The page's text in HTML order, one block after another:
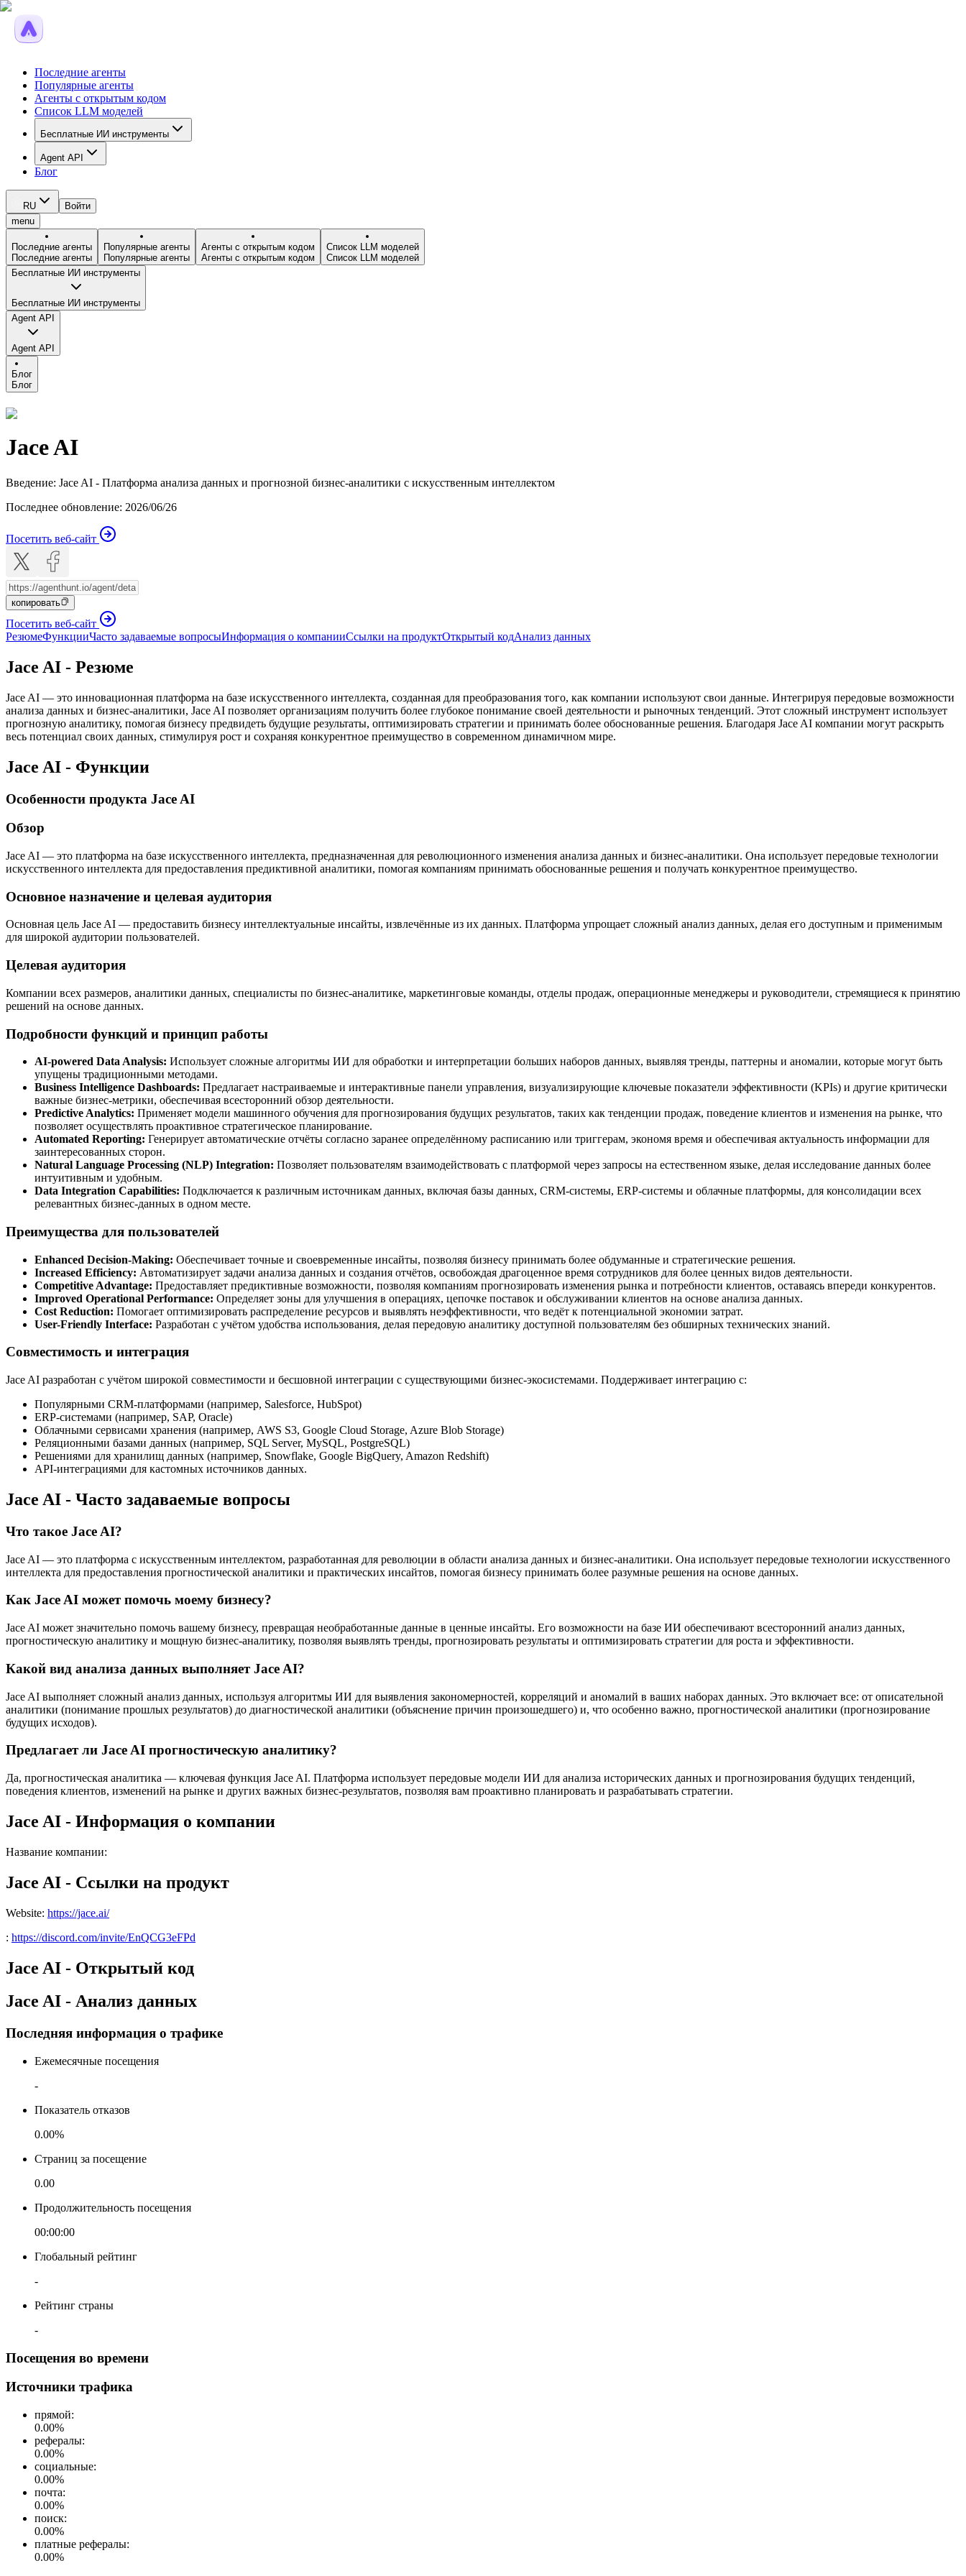
Последние агенты
Популярные агенты
Агенты с открытым кодом
Список LLM моделей
Бесплатные ИИ инструменты
Agent API
Блог
RU
Войти
menu
Последние агенты
Последние агенты
Популярные агенты
Популярные агенты
Агенты с открытым кодом
Агенты с открытым кодом
Список LLM моделей
Список LLM моделей
Бесплатные ИИ инструменты
Бесплатные ИИ инструменты
Agent API
Agent API
Блог
Блог
Jace AI
Введение: Jace AI - Платформа анализа данных и прогнозной бизнес-аналитики с искусственным интеллектом
Последнее обновление: 2026/06/26
Посетить веб-сайт
копировать
Посетить веб-сайт
РезюмеФункцииЧасто задаваемые вопросыИнформация о компанииСсылки на продуктОткрытый кодАнализ данных
Jace AI - Резюме
Jace AI — это инновационная платформа на базе искусственного интеллекта, созданная для преобразования того, как компании используют свои данные. Интегрируя передовые возможности
анализа данных и бизнес-аналитики, Jace AI позволяет организациям получить более глубокое понимание своей деятельности и рыночных тенденций. Этот сложный инструмент использует
прогнозную аналитику, помогая бизнесу предвидеть будущие результаты, оптимизировать стратегии и принимать более обоснованные решения. Благодаря Jace AI компании могут раскрыть
весь потенциал своих данных, стимулируя рост и сохраняя конкурентное преимущество в современном динамичном мире.
Jace AI - Функции
Особенности продукта Jace AI
Обзор
Jace AI — это платформа на базе искусственного интеллекта, предназначенная для революционного изменения анализа данных и бизнес-аналитики. Она использует передовые технологии
искусственного интеллекта для предоставления предиктивной аналитики, помогая компаниям принимать обоснованные решения и получать конкурентное преимущество.
Основное назначение и целевая аудитория
Основная цель Jace AI — предоставить бизнесу интеллектуальные инсайты, извлечённые из их данных. Платформа упрощает сложный анализ данных, делая его доступным и применимым
для широкой аудитории пользователей.
Целевая аудитория
Компании всех размеров, аналитики данных, специалисты по бизнес-аналитике, маркетинговые команды, отделы продаж, операционные менеджеры и руководители, стремящиеся к принятию
решений на основе данных.
Подробности функций и принцип работы
AI-powered Data Analysis: Использует сложные алгоритмы ИИ для обработки и интерпретации больших наборов данных, выявляя тренды, паттерны и аномалии, которые могут быть
упущены традиционными методами.
Business Intelligence Dashboards: Предлагает настраиваемые и интерактивные панели управления, визуализирующие ключевые показатели эффективности (KPIs) и другие критически
важные бизнес-метрики, обеспечивая всесторонний обзор деятельности.
Predictive Analytics: Применяет модели машинного обучения для прогнозирования будущих результатов, таких как тенденции продаж, поведение клиентов и изменения на рынке, что
позволяет осуществлять проактивное стратегическое планирование.
Automated Reporting: Генерирует автоматические отчёты согласно заранее определённому расписанию или триггерам, экономя время и обеспечивая актуальность информации для
заинтересованных сторон.
Natural Language Processing (NLP) Integration: Позволяет пользователям взаимодействовать с платформой через запросы на естественном языке, делая исследование данных более
интуитивным и удобным.
Data Integration Capabilities: Подключается к различным источникам данных, включая базы данных, CRM-системы, ERP-системы и облачные платформы, для консолидации всех
релевантных бизнес-данных в одном месте.
Преимущества для пользователей
Enhanced Decision-Making: Обеспечивает точные и своевременные инсайты, позволяя бизнесу принимать более обдуманные и стратегические решения.
Increased Efficiency: Автоматизирует задачи анализа данных и создания отчётов, освобождая драгоценное время сотрудников для более ценных видов деятельности.
Competitive Advantage: Предоставляет предиктивные возможности, позволяя компаниям прогнозировать изменения рынка и потребности клиентов, оставаясь впереди конкурентов.
Improved Operational Performance: Определяет зоны для улучшения в операциях, цепочке поставок и обслуживании клиентов на основе анализа данных.
Cost Reduction: Помогает оптимизировать распределение ресурсов и выявлять неэффективности, что ведёт к потенциальной экономии затрат.
User-Friendly Interface: Разработан с учётом удобства использования, делая передовую аналитику доступной пользователям без обширных технических знаний.
Совместимость и интеграция
Jace AI разработан с учётом широкой совместимости и бесшовной интеграции с существующими бизнес-экосистемами. Поддерживает интеграцию с:
Популярными CRM-платформами (например, Salesforce, HubSpot)
ERP-системами (например, SAP, Oracle)
Облачными сервисами хранения (например, AWS S3, Google Cloud Storage, Azure Blob Storage)
Реляционными базами данных (например, SQL Server, MySQL, PostgreSQL)
Решениями для хранилищ данных (например, Snowflake, Google BigQuery, Amazon Redshift)
API-интеграциями для кастомных источников данных.
Jace AI - Часто задаваемые вопросы
Что такое Jace AI?
Jace AI — это платформа с искусственным интеллектом, разработанная для революции в области анализа данных и бизнес-аналитики. Она использует передовые технологии искусственного
интеллекта для предоставления прогностической аналитики и практических инсайтов, помогая бизнесу принимать более разумные решения на основе данных.
Как Jace AI может помочь моему бизнесу?
Jace AI может значительно помочь вашему бизнесу, превращая необработанные данные в ценные инсайты. Его возможности на базе ИИ обеспечивают всесторонний анализ данных,
прогностическую аналитику и мощную бизнес-аналитику, позволяя выявлять тренды, прогнозировать результаты и оптимизировать стратегии для роста и эффективности.
Какой вид анализа данных выполняет Jace AI?
Jace AI выполняет сложный анализ данных, используя алгоритмы ИИ для выявления закономерностей, корреляций и аномалий в ваших наборах данных. Это включает все: от описательной
аналитики (понимание прошлых результатов) до диагностической аналитики (объяснение причин произошедшего) и, что особенно важно, прогностической аналитики (прогнозирование
будущих исходов).
Предлагает ли Jace AI прогностическую аналитику?
Да, прогностическая аналитика — ключевая функция Jace AI. Платформа использует передовые модели ИИ для анализа исторических данных и прогнозирования будущих тенденций,
поведения клиентов, изменений на рынке и других важных бизнес-результатов, позволяя вам проактивно планировать и разрабатывать стратегии.
Jace AI - Информация о компании
Название компании:
Jace AI - Ссылки на продукт
Website: https://jace.ai/
: https://discord.com/invite/EnQCG3eFPd
Jace AI - Открытый код
Jace AI - Анализ данных
Последняя информация о трафике
Ежемесячные посещения
-
Показатель отказов
0.00%
Страниц за посещение
0.00
Продолжительность посещения
00:00:00
Глобальный рейтинг
-
Рейтинг страны
-
Посещения во времени
Источники трафика
прямой:
0.00%
рефералы:
0.00%
социальные:
0.00%
почта:
0.00%
поиск:
0.00%
платные рефералы:
0.00%